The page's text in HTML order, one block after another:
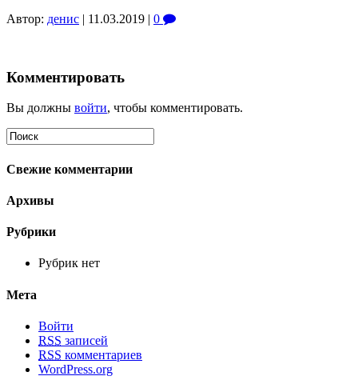
Автор: денис | 11.03.2019 | 0
Комментировать
Вы должны войти, чтобы комментировать.
Свежие комментарии
Архивы
Рубрики
Рубрик нет
Мета
Войти
RSS записей
RSS комментариев
WordPress.org